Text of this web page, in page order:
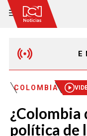
COLOMBIA
¿Colombia
política de